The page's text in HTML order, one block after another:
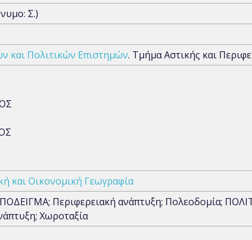
Σ.)
και Πολιτικών Επιστημών. Τμήμα Αστικής και
και Οικονομική Γεωγραφία
Περιφερειακή ανάπτυξη; Πολεοδομία;
Χωροταξία